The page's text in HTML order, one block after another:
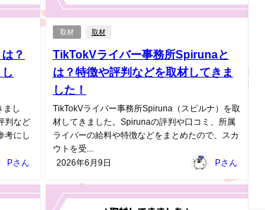
？
まし
判など
考にし
Pさん
取材 取材
TikTokVライバー事務所Spirunaと
は？特徴や評判などを取材してきま
した！
TikTokVライバー事務所Spiruna（スピルナ）を取
材してきました。Spirunaの評判や口コミ、所属
ライバーの給料や特徴などをまとめたので、スカ
ウトを受...
2026年6月9日
Pさん